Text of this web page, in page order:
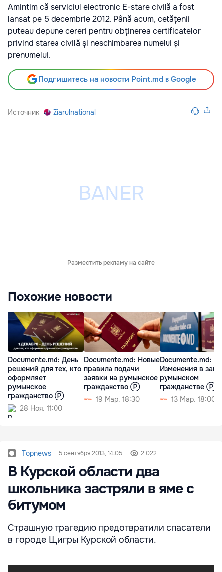
Amintim că serviciul electronic E-stare civilă a fost
lansat pe 5 decembrie 2012. Până acum, cetățenii
puteau depune cereri pentru obținerea certificatelor
privind starea civilă și neschimbarea numelui și
prenumelui.
Подпишитесь на новости Point.md в Google
Источник Ziarulnational
Разместить рекламу на сайте
Похожие новости
Documente.md: День
решений для тех, кто
оформляет
румынское
гражданство Ⓟ
28 Ноя. 11:00
Documente.md: Новые
правила подачи
заявки на румынское
гражданство Ⓟ
19 Мар. 18:30
Documente.md:
Изменения в
румынском
гражданстве Ⓟ
13 Мар. 18:00
Topnews 5 сентября 2013, 14:05 2 022
В Курской области два
школьника застряли в яме с
битумом
Страшную трагедию предотвратили спасатели
в городе Щигры Курской области.